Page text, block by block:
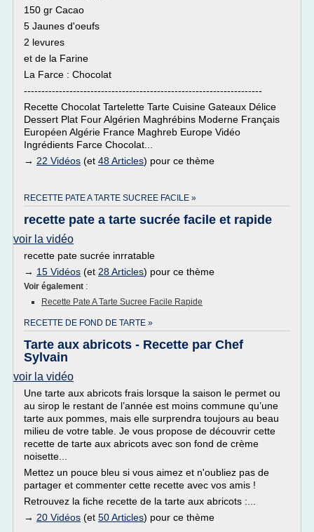
150 gr Cacao
5 Jaunes d'oeufs
2 levures
et de la Farine
La Farce : Chocolat
--------------------------------------------------------------------
Recette Chocolat Tartelette Tarte Cuisine Gateaux Délice
Dessert Plat Four Algérien Maghrébins Moderne Français
Européen Algérie France Maghreb Europe Vidéo
Ingrédients Farce Chocolat...
→ 22 Vidéos (et 48 Articles) pour ce thème
RECETTE PATE A TARTE SUCREE FACILE »
recette pate a tarte sucrée facile et rapide
voir la vidéo
recette pate sucrée inrratable
→ 15 Vidéos (et 28 Articles) pour ce thème
Voir également :
Recette Pate A Tarte Sucree Facile Rapide
RECETTE DE FOND DE TARTE »
Tarte aux abricots - Recette par Chef
Sylvain
voir la vidéo
Une tarte aux abricots frais lorsque la saison le permet ou
au sirop le restant de l’année est moins commune qu’une
tarte aux pommes, mais elle surprendra toujours au beau
milieu de votre table. Je vous propose de découvrir cette
recette de tarte aux abricots avec son fond de crème
noisette...
Mettez un pouce bleu si vous aimez et n'oubliez pas de
partager et commenter cette recette avec vos amis !
Retrouvez la fiche recette de la tarte aux abricots :...
→ 20 Vidéos (et 50 Articles) pour ce thème